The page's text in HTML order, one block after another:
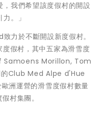
我們希望該度假村的開設
。」
力於不斷開設新度假村。
假村，其中五家為滑雪度
Samoens Morillon, Tom
Club Med Alpe d'Hue
洲運營的滑雪度假村數量
村集團。